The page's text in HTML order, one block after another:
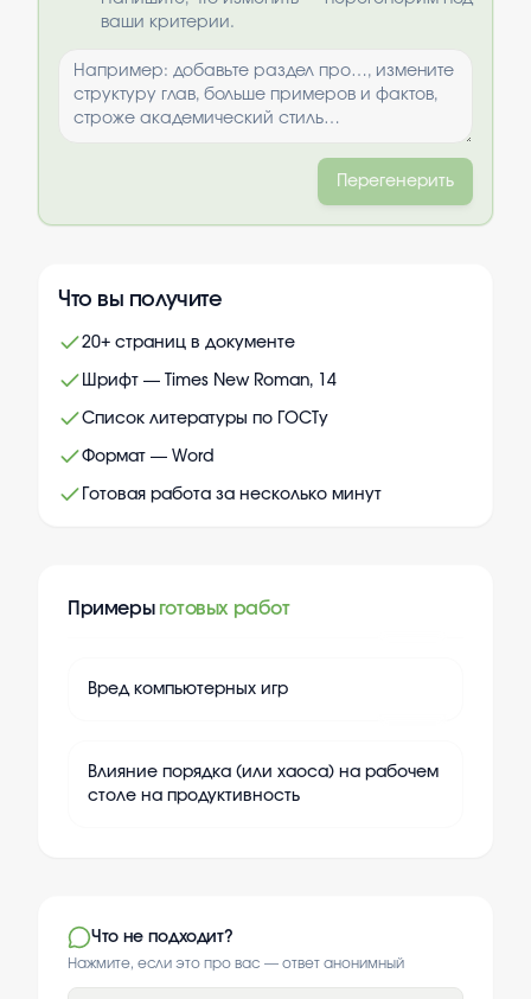
ваши критерии.
Перегенерить
Что вы получите
20+ страниц в документе
Шрифт — Times New Roman, 14
Список литературы по ГОСТу
Формат — Word
Готовая работа за несколько минут
Примеры готовых работ
Вред компьютерных игр
Влияние порядка (или хаоса) на рабочем
столе на продуктивность
Что не подходит?
Нажмите, если это про вас — ответ анонимный